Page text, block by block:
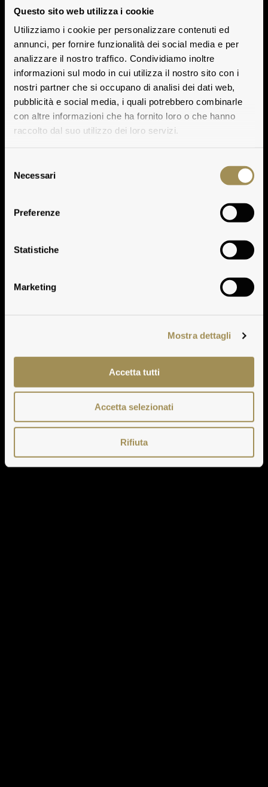
Questo sito web utilizza i cookie
Utilizziamo i cookie per personalizzare contenuti ed
annunci, per fornire funzionalità dei social media e per
analizzare il nostro traffico. Condividiamo inoltre
informazioni sul modo in cui utilizza il nostro sito con i
nostri partner che si occupano di analisi dei dati web,
pubblicità e social media, i quali potrebbero combinarle
con altre informazioni che ha fornito loro o che hanno
raccolto dal suo utilizzo dei loro servizi.
delNecessari
Preferenze
Statistiche
Marketing
Mostra dettagli
Accetta tutti
Accetta selezionati
Rifiuta
Vertriebsnetz in